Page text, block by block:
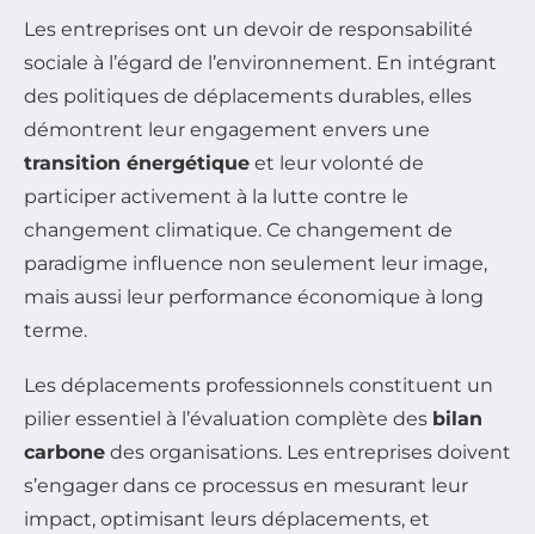
Les entreprises ont un devoir de responsabilité
sociale à l’égard de l’environnement. En intégrant
des politiques de déplacements durables, elles
démontrent leur engagement envers une
transition énergétique et leur volonté de
participer activement à la lutte contre le
changement climatique. Ce changement de
paradigme influence non seulement leur image,
mais aussi leur performance économique à long
terme.
Les déplacements professionnels constituent un
pilier essentiel à l’évaluation complète des bilan
carbone des organisations. Les entreprises doivent
s’engager dans ce processus en mesurant leur
impact, optimisant leurs déplacements, et